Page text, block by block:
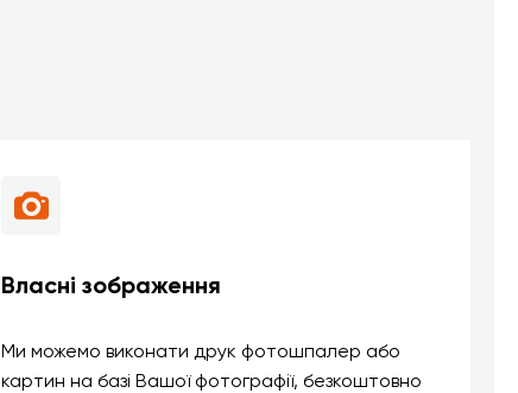
Власні зображення
Ми можемо виконати друк фотошпалер або
картин на базі Вашої фотографії, безкоштовно